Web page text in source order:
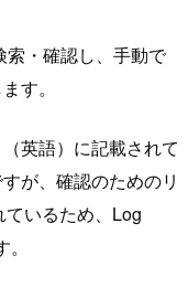
索・確認し、手動で
す。
英語）に記載されて
が、確認のためのリ
いるため、Log